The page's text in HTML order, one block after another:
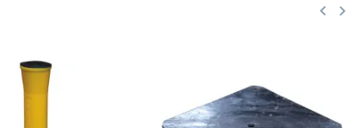
keyboard_arrow_left keyboard_arrow_right